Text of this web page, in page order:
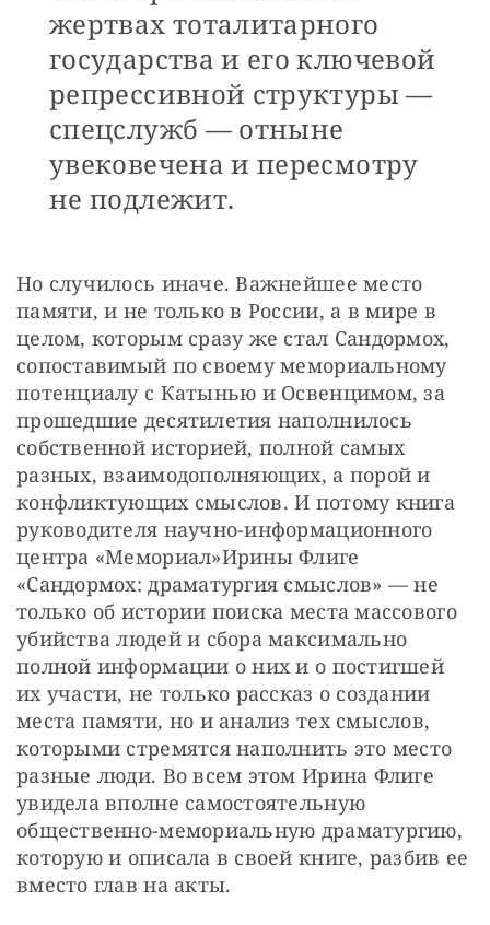
жертвах тоталитарного
государства и его ключевой
репрессивной структуры —
спецслужб — отныне
увековечена и пересмотру
не подлежит.
Но случилось иначе. Важнейшее место
памяти, и не только в России, а в мире в
целом, которым сразу же стал Сандормох,
сопоставимый по своему мемориальному
потенциалу с Катынью и Освенцимом, за
прошедшие десятилетия наполнилось
собственной историей, полной самых
разных, взаимодополняющих, а порой и
конфликтующих смыслов. И потому книга
руководителя научно-информационного
центра «Мемориал»Ирины Флиге
«Сандормох: драматургия смыслов» — не
только об истории поиска места массового
убийства людей и сбора максимально
полной информации о них и о постигшей
их участи, не только рассказ о создании
места памяти, но и анализ тех смыслов,
которыми стремятся наполнить это место
разные люди. Во всем этом Ирина Флиге
увидела вполне самостоятельную
общественно-мемориальную драматургию,
которую и описала в своей книге, разбив ее
вместо глав на акты.